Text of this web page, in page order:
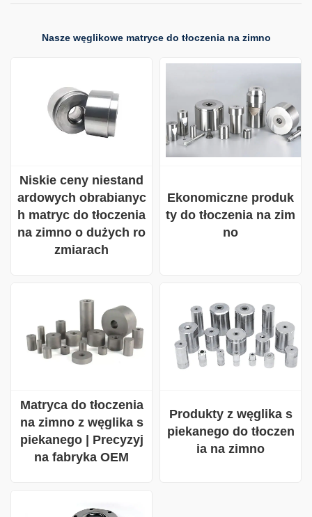
Nasze węglikowe matryce do tłoczenia na zimno
Niskie ceny niestand
ardowych obrabianyc
h matryc do tłoczenia
na zimno o dużych ro
zmiarach
Ekonomiczne produk
ty do tłoczenia na zim
no
Matryca do tłoczenia
na zimno z węglika s
piekanego | Precyzyj
na fabryka OEM
Produkty z węglika s
piekanego do tłoczen
ia na zimno